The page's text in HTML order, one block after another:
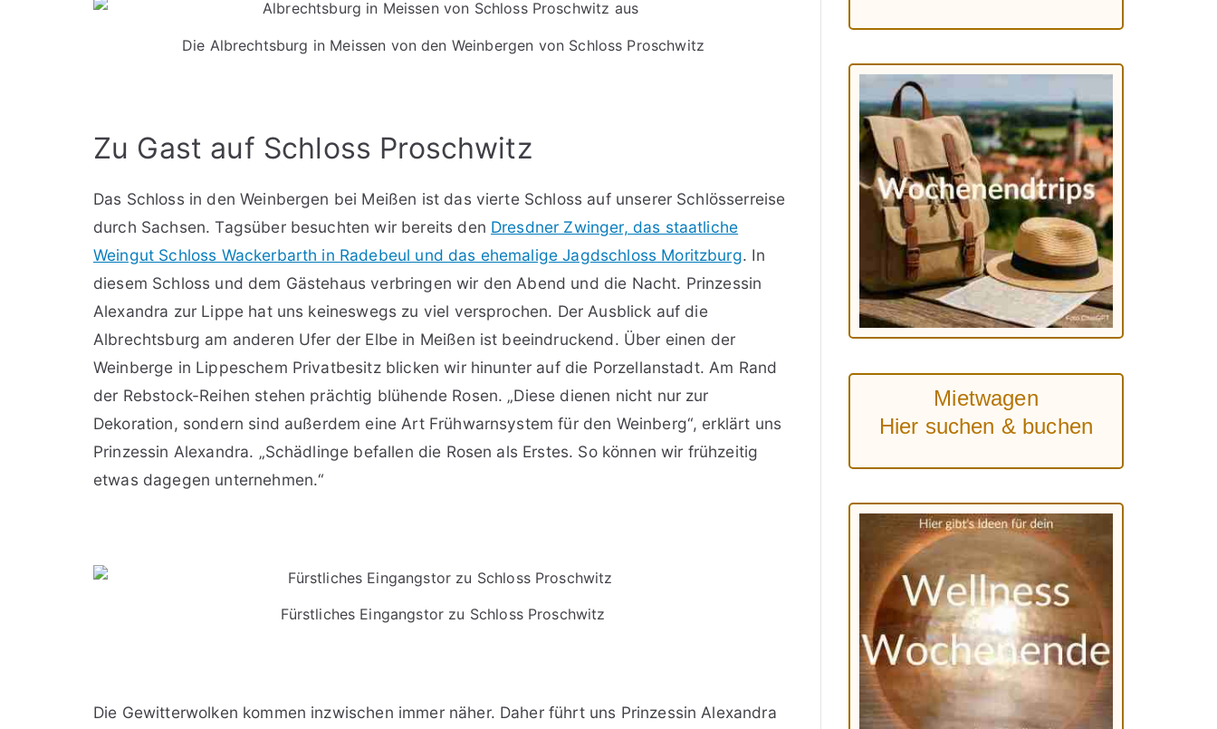
Die Albrechtsburg in Meissen von den Weinbergen von Schloss Proschwitz
Zu Gast auf Schloss Proschwitz
Das Schloss in den Weinbergen bei Meißen ist das vierte Schloss auf unserer Schlösserreise
durch Sachsen. Tagsüber besuchten wir bereits den Dresdner Zwinger, das staatliche
Weingut Schloss Wackerbarth in Radebeul und das ehemalige Jagdschloss Moritzburg. In
diesem Schloss und dem Gästehaus verbringen wir den Abend und die Nacht. Prinzessin
Alexandra zur Lippe hat uns keineswegs zu viel versprochen. Der Ausblick auf die
Albrechtsburg am anderen Ufer der Elbe in Meißen ist beeindruckend. Über einen der
Weinberge in Lippeschem Privatbesitz blicken wir hinunter auf die Porzellanstadt. Am Rand
der Rebstock-Reihen stehen prächtig blühende Rosen. „Diese dienen nicht nur zur
Dekoration, sondern sind außerdem eine Art Frühwarnsystem für den Weinberg“, erklärt uns
Prinzessin Alexandra. „Schädlinge befallen die Rosen als Erstes. So können wir frühzeitig
etwas dagegen unternehmen.“
Fürstliches Eingangstor zu Schloss Proschwitz
Die Gewitterwolken kommen inzwischen immer näher. Daher führt uns Prinzessin Alexandra
Mietwagen
Hier suchen & buchen